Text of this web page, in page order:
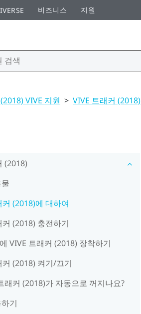
비즈니스 지원
VIVE 지원 > VIVE 트래커 (2018)
(2018)
커 (2018)에 대하여
커 (2018) 충전하기
VIVE 트래커 (2018) 장착하기
커 (2018) 켜기/끄기
래커 (2018)가 자동으로 꺼지나요?
기